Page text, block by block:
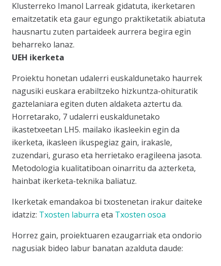
Klusterreko Imanol Larreak gidatuta, ikerketaren
emaitzetatik eta gaur egungo praktiketatik abiatuta
hausnartu zuten partaideek aurrera begira egin
beharreko lanaz.
UEH ikerketa
Proiektu honetan udalerri euskaldunetako haurrek
nagusiki euskara erabiltzeko hizkuntza-ohituratik
gaztelaniara egiten duten aldaketa aztertu da.
Horretarako, 7 udalerri euskaldunetako
ikastetxeetan LH5. mailako ikasleekin egin da
ikerketa, ikasleen ikuspegiaz gain, irakasle,
zuzendari, guraso eta herrietako eragileena jasota.
Metodologia kualitatiboan oinarritu da azterketa,
hainbat ikerketa-teknika baliatuz.
Ikerketak emandakoa bi txostenetan irakur daiteke
idatziz: Txosten laburra eta Txosten osoa
Horrez gain, proiektuaren ezaugarriak eta ondorio
nagusiak bideo labur banatan azalduta daude: